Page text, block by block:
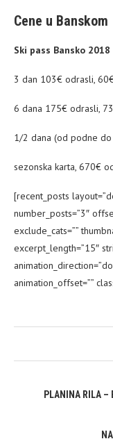
Cene u Banskom
Ski pass Bansko 2018
3 dan 103€ odrasli,
6 dana 175€ odrasli,
1/2 dana (od podne
sezonska karta, 670€
[recent_posts
number_posts=”3″
exclude_cats=””
excerpt_length=”15″
animation_offset=””
PLANINA RILA –